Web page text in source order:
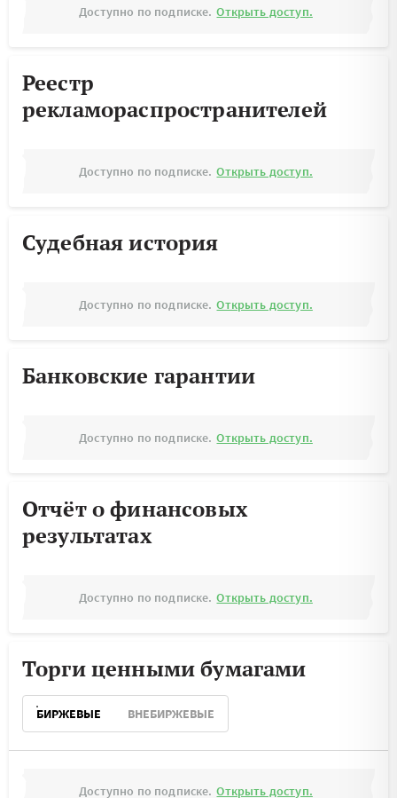
Доступно по подписке. Открыть доступ.
Реестр
рекламораспространителей
Доступно по подписке. Открыть доступ.
Судебная история
Доступно по подписке. Открыть доступ.
Банковские гарантии
Доступно по подписке. Открыть доступ.
Отчёт о финансовых
результатах
Доступно по подписке. Открыть доступ.
Торги ценными бумагами
БИРЖЕВЫЕ ВНЕБИРЖЕВЫЕ
Доступно по подписке. Открыть доступ.